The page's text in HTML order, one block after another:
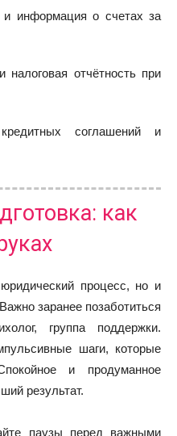
и информация о счетах за
отчётность при
соглашений и
как
процесс, но и
заранее позаботиться
группа поддержки.
шаги, которые
и продуманное
результат.
паузы перед важными